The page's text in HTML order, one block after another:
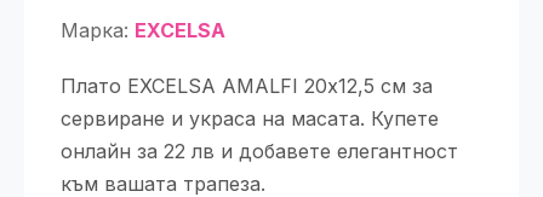
Марка: EXCELSA
Плато EXCELSA AMALFI 20х12,5 см за
сервиране и украса на масата. Купете
онлайн за 22 лв и добавете елегантност
към вашата трапеза.